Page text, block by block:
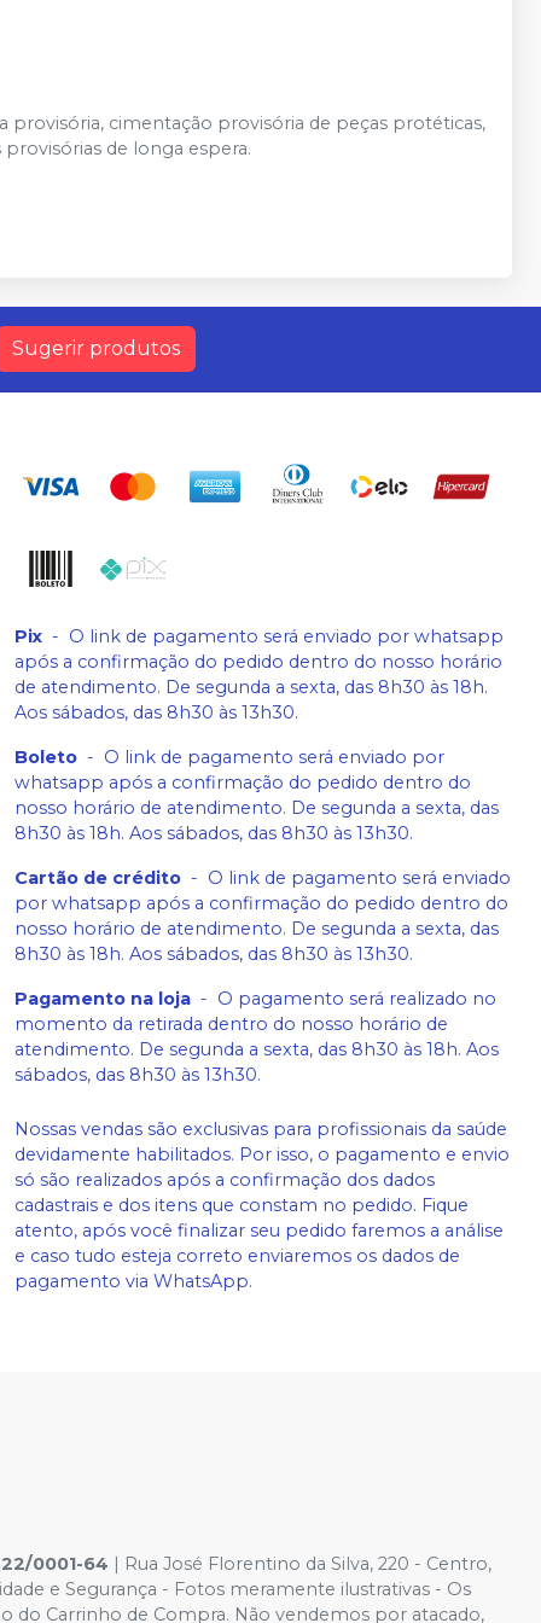
provisória, cimentação provisória de peças protéticas,
de longa espera.
Sugerir produtos
Pix - O link de pagamento será enviado por whatsapp
após a confirmação do pedido dentro do nosso horário
de atendimento. De segunda a sexta, das 8h30 às 18h.
Aos sábados, das 8h30 às 13h30.
Boleto - O link de pagamento será enviado por
whatsapp após a confirmação do pedido dentro do
nosso horário de atendimento. De segunda a sexta, das
8h30 às 18h. Aos sábados, das 8h30 às 13h30.
Cartão de crédito - O link de pagamento será enviado
por whatsapp após a confirmação do pedido dentro do
nosso horário de atendimento. De segunda a sexta, das
8h30 às 18h. Aos sábados, das 8h30 às 13h30.
Pagamento na loja - O pagamento será realizado no
momento da retirada dentro do nosso horário de
atendimento. De segunda a sexta, das 8h30 às 18h. Aos
sábados, das 8h30 às 13h30.
Nossas vendas são exclusivas para profissionais da saúde
devidamente habilitados. Por isso, o pagamento e envio
só são realizados após a confirmação dos dados
cadastrais e dos itens que constam no pedido. Fique
atento, após você finalizar seu pedido faremos a análise
e caso tudo esteja correto enviaremos os dados de
pagamento via WhatsApp.
0001-64 | Rua José Florentino da Silva, 220 - Centro,
e Segurança - Fotos meramente ilustrativas - Os
do Carrinho de Compra. Não vendemos por atacado,